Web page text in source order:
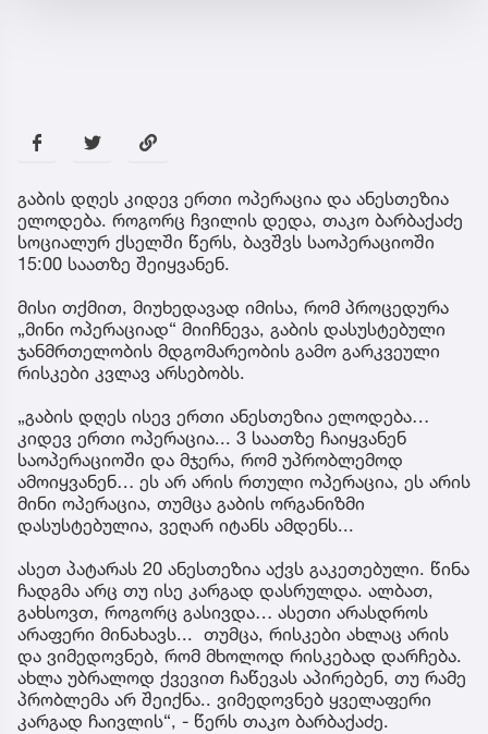
გაბის დღეს კიდევ ერთი ოპერაცია და ანესთეზია
ელოდება. როგორც ჩვილის დედა, თაკო ბარბაქაძე
სოციალურ ქსელში წერს, ბავშვს საოპერაციოში
15:00 საათზე შეიყვანენ.
მისი თქმით, მიუხედავად იმისა, რომ პროცედურა
„მინი ოპერაციად“ მიიჩნევა, გაბის დასუსტებული
ჯანმრთელობის მდგომარეობის გამო გარკვეული
რისკები კვლავ არსებობს.
„გაბის დღეს ისევ ერთი ანესთეზია ელოდება…
კიდევ ერთი ოპერაცია... 3 საათზე ჩაიყვანენ
საოპერაციოში და მჯერა, რომ უპრობლემოდ
ამოიყვანენ… ეს არ არის რთული ოპერაცია, ეს არის
მინი ოპერაცია, თუმცა გაბის ორგანიზმი
დასუსტებულია, ვეღარ იტანს ამდენს...
ასეთ პატარას 20 ანესთეზია აქვს გაკეთებული. წინა
ჩადგმა არც თუ ისე კარგად დასრულდა. ალბათ,
გახსოვთ, როგორც გასივდა… ასეთი არასდროს
არაფერი მინახავს... თუმცა, რისკები ახლაც არის
და ვიმედოვნებ, რომ მხოლოდ რისკებად დარჩება.
ახლა უბრალოდ ქვევით ჩაწევას აპირებენ, თუ რამე
პრობლემა არ შეიქნა.. ვიმედოვნებ ყველაფერი
კარგად ჩაივლის“, - წერს თაკო ბარბაქაძე.